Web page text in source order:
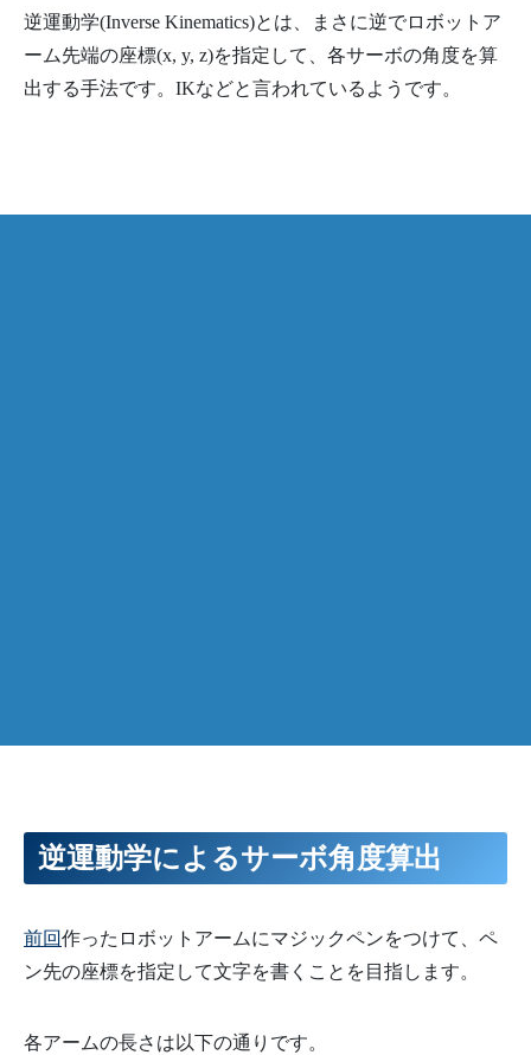
逆運動学(Inverse Kinematics)とは、まさに逆でロボットア
ーム先端の座標(x, y, z)を指定して、各サーボの角度を算
出する手法です。IKなどと言われているようです。
逆運動学によるサーボ角度算出
前回作ったロボットアームにマジックペンをつけて、ペ
ン先の座標を指定して文字を書くことを目指します。
各アームの長さは以下の通りです。